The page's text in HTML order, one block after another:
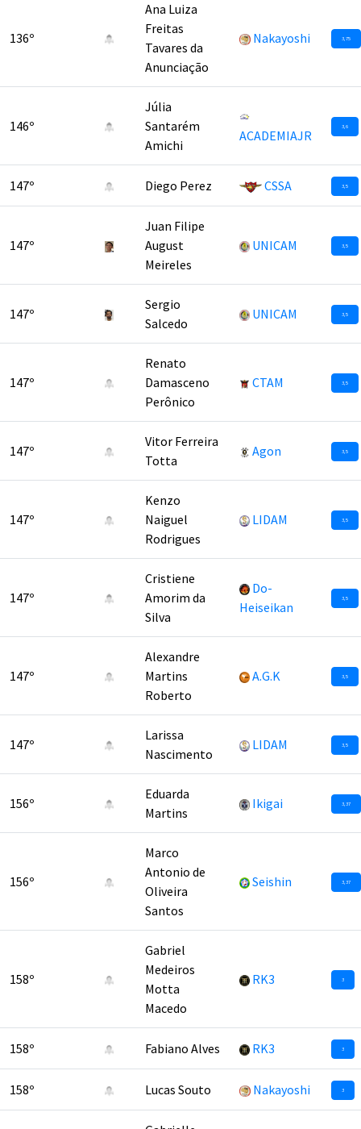
136º
Ana Luiza
Freitas
Tavares da
Anunciação
Nakayoshi 3,75
146º
Júlia
Santarém
Amichi
ACADEMIAJR
3,6
147º Diego Perez CSSA 3,5
147º
Juan Filipe
August
Meireles
UNICAM 3,5
147º
Sergio
Salcedo
UNICAM 3,5
147º
Renato
Damasceno
Perônico
CTAM 3,5
147º
Vitor Ferreira
Totta
Agon 3,5
147º
Kenzo
Naiguel
Rodrigues
LIDAM 3,5
147º
Cristiene
Amorim da
Silva
Do-
Heiseikan
3,5
147º
Alexandre
Martins
Roberto
A.G.K 3,5
147º
Larissa
Nascimento
LIDAM 3,5
156º
Eduarda
Martins
Ikigai 3,37
156º
Marco
Antonio de
Oliveira
Santos
Seishin 3,37
158º
Gabriel
Medeiros
Motta
Macedo
RK3 3
158º Fabiano Alves RK3 3
158º Lucas Souto Nakayoshi 3